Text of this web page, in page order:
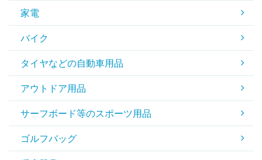
家電
バイク
タイヤなどの自動車用品
アウトドア用品
サーフボード等のスポーツ用品
ゴルフバッグ